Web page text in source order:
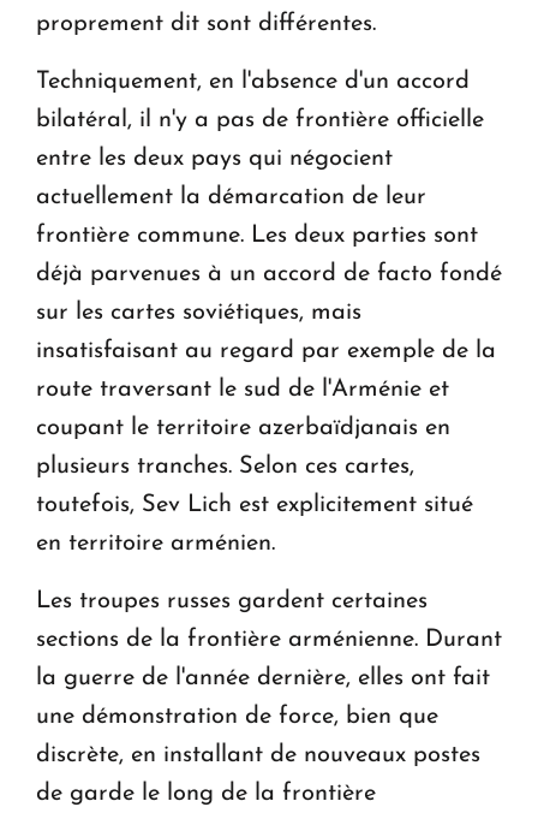
proprement dit sont différentes.
Techniquement, en l'absence d'un accord
bilatéral, il n'y a pas de frontière officielle
entre les deux pays qui négocient
actuellement la démarcation de leur
frontière commune. Les deux parties sont
déjà parvenues à un accord de facto fondé
sur les cartes soviétiques, mais
insatisfaisant au regard par exemple de la
route traversant le sud de l'Arménie et
coupant le territoire azerbaïdjanais en
plusieurs tranches. Selon ces cartes,
toutefois, Sev Lich est explicitement situé
en territoire arménien.
Les troupes russes gardent certaines
sections de la frontière arménienne. Durant
la guerre de l'année dernière, elles ont fait
une démonstration de force, bien que
discrète, en installant de nouveaux postes
de garde le long de la frontière